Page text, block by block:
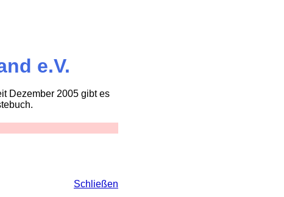
e.V.
Dezember 2005 gibt es
Schließen